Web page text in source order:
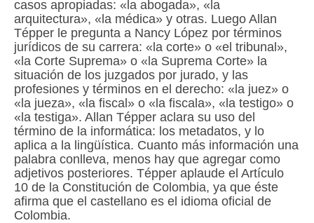
casos apropiadas: «la abogada», «la
arquitectura», «la médica» y otras. Luego Allan
Tépper le pregunta a Nancy López por términos
jurídicos de su carrera: «la corte» o «el tribunal»,
«la Corte Suprema» o «la Suprema Corte» la
situación de los juzgados por jurado, y las
profesiones y términos en el derecho: «la juez» o
«la jueza», «la fiscal» o «la fiscala», «la testigo» o
«la testiga». Allan Tépper aclara su uso del
término de la informática: los metadatos, y lo
aplica a la lingüística. Cuanto más información una
palabra conlleva, menos hay que agregar como
adjetivos posteriores. Tépper aplaude el Artículo
10 de la Constitución de Colombia, ya que éste
afirma que el castellano es el idioma oficial de
Colombia.